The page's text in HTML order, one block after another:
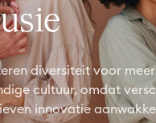
diversiteit voor
cultuur, omdat
innovatie